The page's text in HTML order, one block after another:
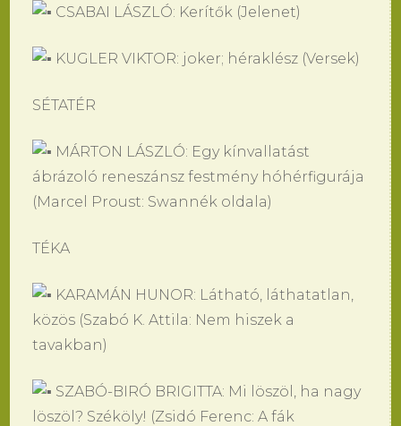
CSABAI LÁSZLÓ: Kerítők (Jelenet)
KUGLER VIKTOR: joker; héraklész (Versek)
SÉTATÉR
MÁRTON LÁSZLÓ: Egy kínvallatást
ábrázoló reneszánsz festmény hóhérfigurája
(Marcel Proust: Swannék oldala)
TÉKA
KARAMÁN HUNOR: Látható, láthatatlan,
közös (Szabó K. Attila: Nem hiszek a
tavakban)
SZABÓ-BIRÓ BRIGITTA: Mi löszöl, ha nagy
löszöl? Széköly! (Zsidó Ferenc: A fák